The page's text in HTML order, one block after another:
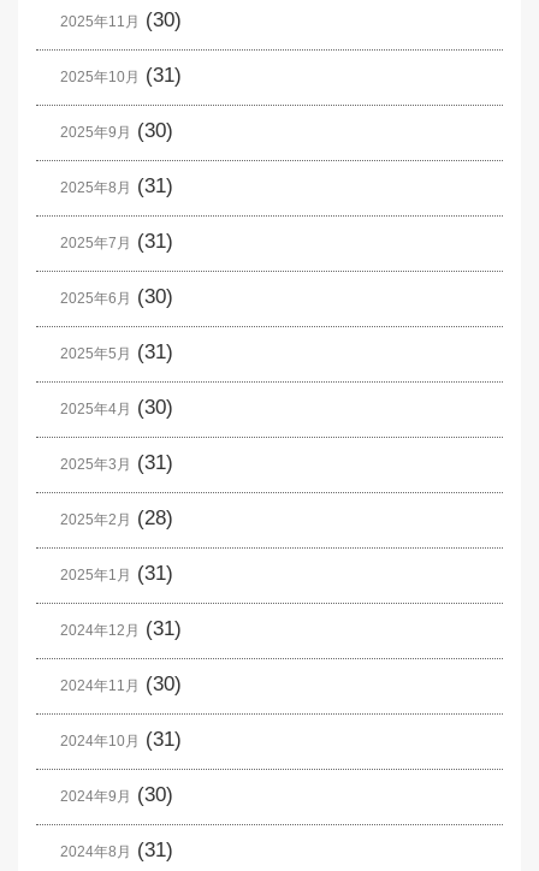
2025年11月 (30)
2025年10月 (31)
2025年9月 (30)
2025年8月 (31)
2025年7月 (31)
2025年6月 (30)
2025年5月 (31)
2025年4月 (30)
2025年3月 (31)
2025年2月 (28)
2025年1月 (31)
2024年12月 (31)
2024年11月 (30)
2024年10月 (31)
2024年9月 (30)
2024年8月 (31)